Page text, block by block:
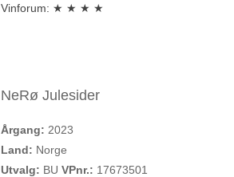
Vinforum: ★ ★ ★ ★
NeRø Julesider
Årgang: 2023
Land: Norge
Utvalg: BU VPnr.: 17673501